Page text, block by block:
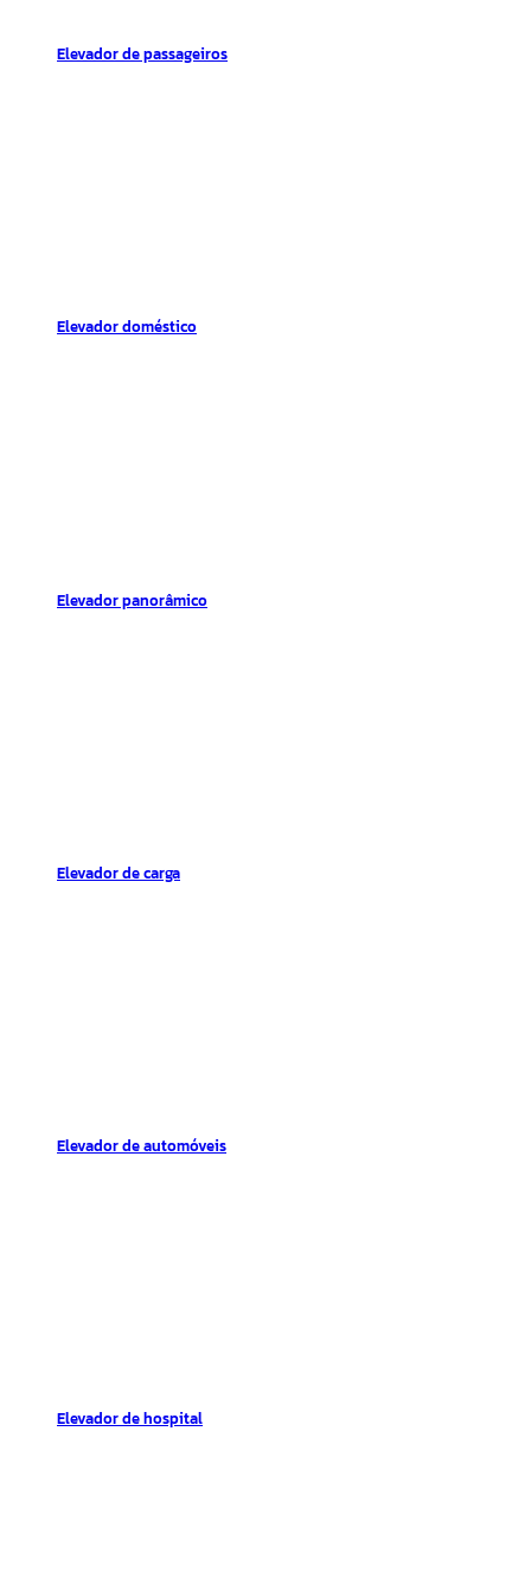
Elevador de passageiros
Elevador doméstico
Elevador panorâmico
Elevador de carga
Elevador de automóveis
Elevador de hospital